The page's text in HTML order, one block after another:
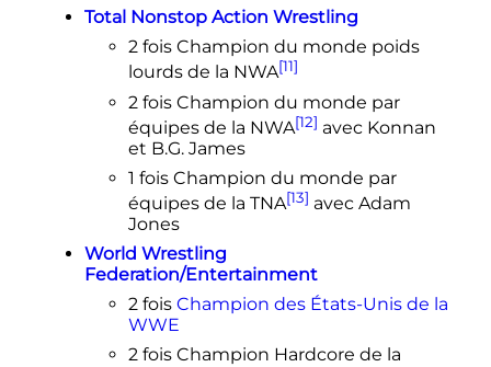
Total Nonstop Action Wrestling
2 fois Champion du monde poids
lourds de la NWA[11]
2 fois Champion du monde par
équipes de la NWA[12] avec Konnan
et B.G. James
1 fois Champion du monde par
équipes de la TNA[13] avec Adam
Jones
World Wrestling
Federation/Entertainment
2 fois Champion des États-Unis de la
WWE
2 fois Champion Hardcore de la